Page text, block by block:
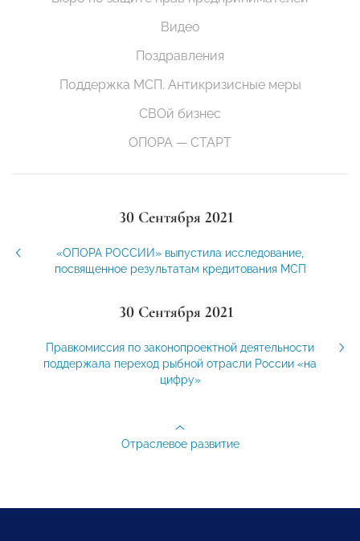
Видео
Поздравления
Поддержка МСП. Антикризисные меры
СВОй бизнес
ОПОРА — СТАРТ
30 Сентября 2021
«ОПОРА РОССИИ» выпустила исследование,
посвященное результатам кредитования МСП
30 Сентября 2021
Правкомиссия по законопроектной деятельности
поддержала переход рыбной отрасли России «на
цифру»
Отраслевое развитие